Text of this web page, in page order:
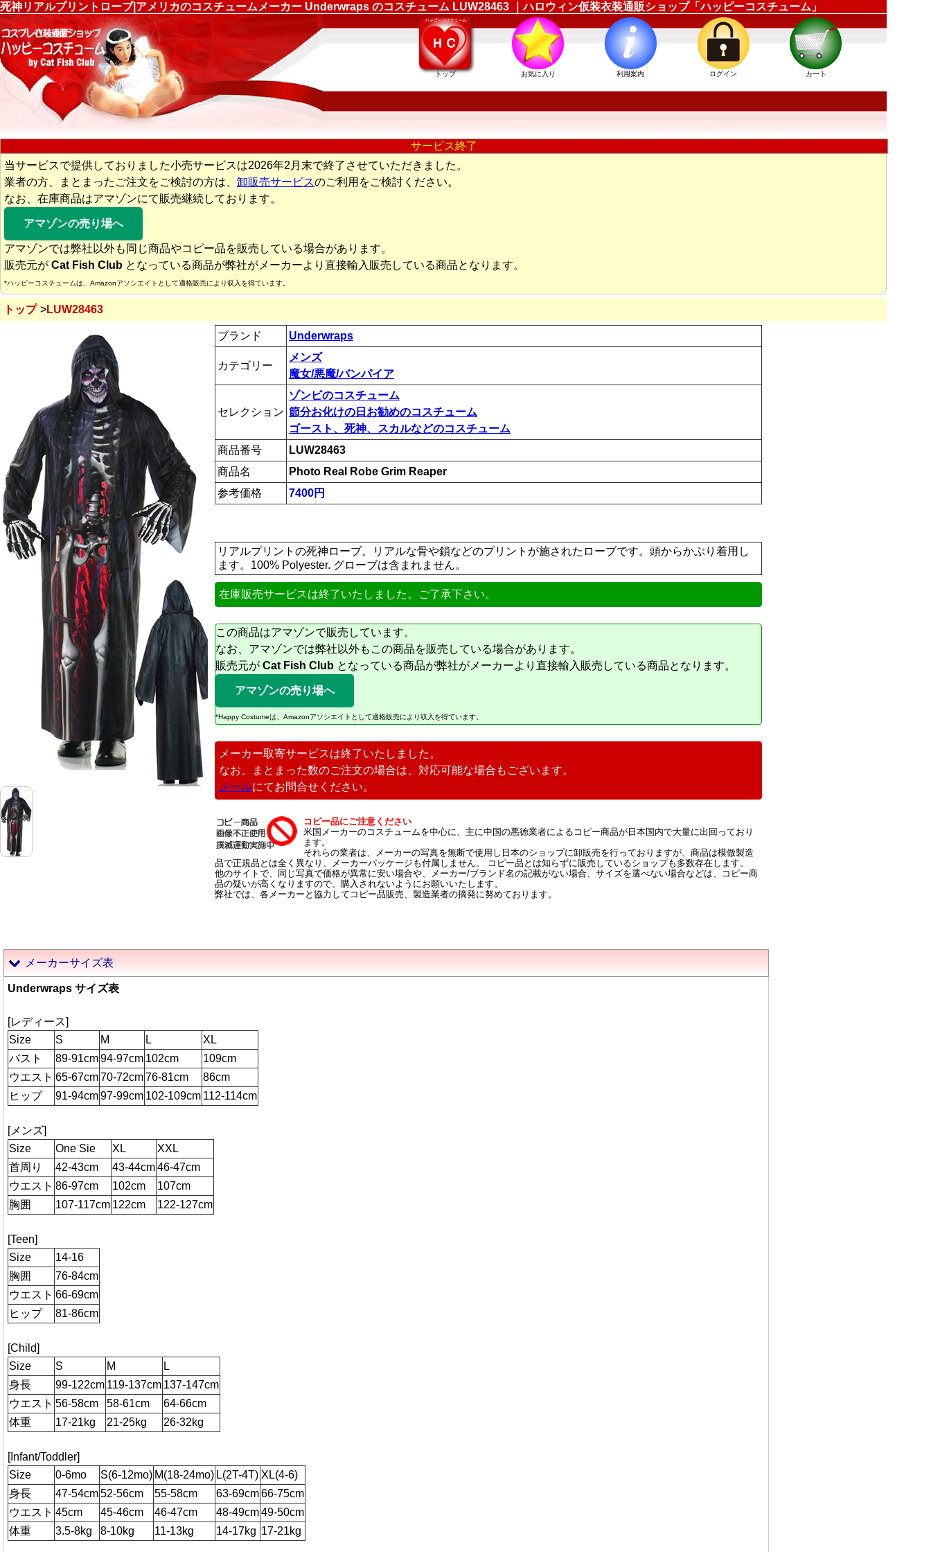
死神リアルプリントローブ|アメリカのコスチュームメーカー Underwraps のコスチューム LUW28463 ｜ハロウィン仮装衣装通販ショップ「ハッピーコスチューム」
トップ お気に入り 利用案内 ログイン カート
サービス終了
当サービスで提供しておりました小売サービスは2026年2月末で終了させていただきました。
業者の方、まとまったご注文をご検討の方は、 卸販売サービスのご利用をご検討ください。
なお、在庫商品はアマゾンにて販売継続しております。
アマゾンの売り場へ
アマゾンでは弊社以外も同じ商品やコピー品を販売している場合があります。
販売元が Cat Fish Club となっている商品が弊社がメーカーより直接輸入販売している商品となります。
*ハッピーコスチュームは、Amazonアソシエイトとして適格販売により収入を得ています。
トップ LUW28463
ブランド Underwraps
カテゴリー
メンズ
魔女/悪魔/バンパイア
セレクション
ゾンビのコスチューム
節分お化けの日お勧めのコスチューム
ゴースト、死神、スカルなどのコスチューム
商品番号
LUW28463
商品名
Photo Real Robe Grim Reaper
参考価格
7400円
リアルプリントの死神ローブ。リアルな骨や鎖などのプリントが施されたローブです。頭からかぶり着用し
ます。100% Polyester. グローブは含まれません。
在庫販売サービスは終了いたしました。ご了承下さい。
この商品はアマゾンで販売しています。
なお、アマゾンでは弊社以外もこの商品を販売している場合があります。
販売元が Cat Fish Club となっている商品が弊社がメーカーより直接輸入販売している商品となります。
アマゾンの売り場へ
*Happy Costumeは、Amazonアソシエイトとして適格販売により収入を得ています。
メーカー取寄サービスは終了いたしました。
なお、まとまった数のご注文の場合は、対応可能な場合もございます。
メールにてお問合せください。
コピー品にご注意ください
米国メーカーのコスチュームを中心に、主に中国の悪徳業者によるコピー商品が日本国内で大量に出回っており
ます。
それらの業者は、メーカーの写真を無断で使用し日本のショップに卸販売を行っておりますが、商品は模倣製造
品で正規品とは全く異なり、メーカーパッケージも付属しません。 コピー品とは知らずに販売しているショップも多数存在します。
他のサイトで、同じ写真で価格が異常に安い場合や、メーカー/ブランド名の記載がない場合、サイズを選べない場合などは、コピー商
品の疑いが高くなりますので、購入されないようにお願いいたします。
弊社では、各メーカーと協力してコピー品販売、製造業者の摘発に努めております。
メーカーサイズ表
Underwraps サイズ表
[レディース]
Size
S M L
XL
バスト
89-91cm94-97cm 102cm
109cm
ウエスト 65-67cm70-72cm76-81cm
86cm
ヒップ
91-94cm97-99cm 102-109cm 112-114cm
[メンズ]
Size
One Sie XL
XXL
首周り
42-43cm 43-44cm46-47cm
ウエスト 86-97cm 102cm
107cm
胸囲
107-117cm 122cm 122-127cm
[Teen]
Size
14-16
胸囲
76-84cm
ウエスト 66-69cm
ヒップ
81-86cm
[Child]
Size
S M
L
身長
99-122cm 119-137cm 137-147cm
ウエスト 56-58cm 58-61cm
64-66cm
体重
17-21kg 21-25kg 26-32kg
[Infant/Toddler]
Size
0-6mo S(6-12mo) M(18-24mo) L(2T-4T) XL(4-6)
身長
47-54cm52-56cm 55-58cm 63-69cm66-75cm
ウエスト 45cm 45-46cm 46-47cm 48-49cm49-50cm
体重
3.5-8kg 8-10kg 11-13kg 14-17kg 17-21kg